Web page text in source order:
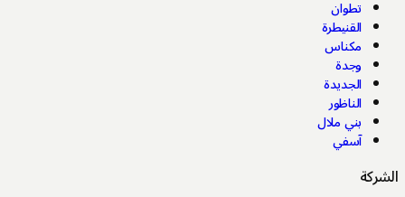
تطوان
القنيطرة
مكناس
وجدة
الجديدة
الناظور
بني ملال
آسفي